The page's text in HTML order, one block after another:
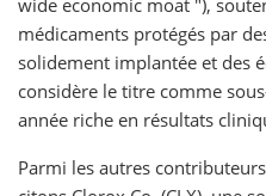
wide economic moat "),
médicaments protégés par
solidement implantée et des
considère le titre comme
année riche en résultats
Parmi les autres